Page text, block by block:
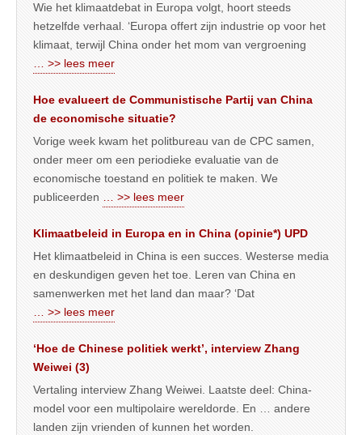
Wie het klimaatdebat in Europa volgt, hoort steeds
hetzelfde verhaal. ‘Europa offert zijn industrie op voor het
klimaat, terwijl China onder het mom van vergroening
… >> lees meer
Hoe evalueert de Communistische Partij van China
de economische situatie?
Vorige week kwam het politbureau van de CPC samen,
onder meer om een periodieke evaluatie van de
economische toestand en politiek te maken. We
publiceerden … >> lees meer
Klimaatbeleid in Europa en in China (opinie*) UPD
Het klimaatbeleid in China is een succes. Westerse media
en deskundigen geven het toe. Leren van China en
samenwerken met het land dan maar? ‘Dat
… >> lees meer
‘Hoe de Chinese politiek werkt’, interview Zhang
Weiwei (3)
Vertaling interview Zhang Weiwei. Laatste deel: China-
model voor een multipolaire wereldorde. En … andere
landen zijn vrienden of kunnen het worden.